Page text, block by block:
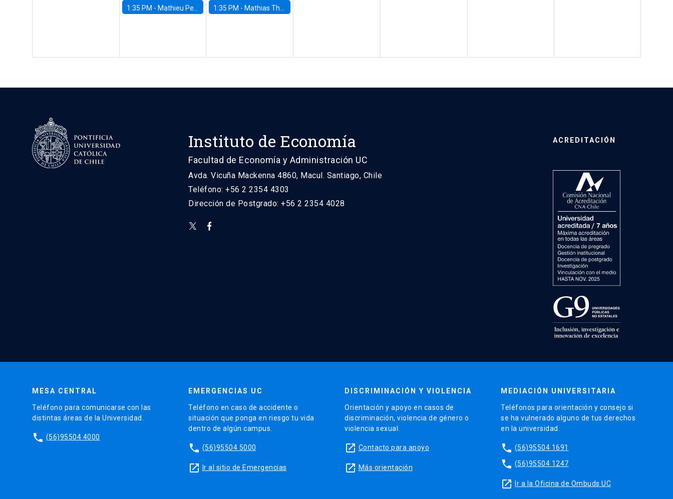
1:35 PM - Mathieu Pedemonte, IDB 1:35 PM - Mathias Thoenig, University of Lausanne
Instituto de Economía
Facultad de Economía y Administración UC
Avda. Vicuña Mackenna 4860, Macul. Santiago, Chile
Teléfono: +56 2 2354 4303
Dirección de Postgrado: +56 2 2354 4028
ACREDITACIÓN
MESA CENTRAL
Teléfono para comunicarse con las
distintas áreas de la Universidad.
phone (56)95504 4000
EMERGENCIAS UC
Teléfono en caso de accidente o
situación que ponga en riesgo tu vida
dentro de algún campus.
phone (56)95504 5000
launch Ir al sitio de Emergencias
DISCRIMINACIÓN Y VIOLENCIA
Orientación y apoyo en casos de
discriminación, violencia de género o
violencia sexual.
launch Contacto para apoyo
launch Más orientación
MEDIACIÓN UNIVERSITARIA
Teléfonos para orientación y consejo si
se ha vulnerado alguno de tus derechos
en la universidad.
phone (56)95504 1691
phone (56)95504 1247
launch Ir a la Oficina de Ombuds UC